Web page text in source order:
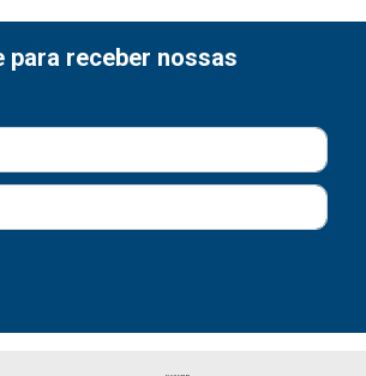
para receber nossas